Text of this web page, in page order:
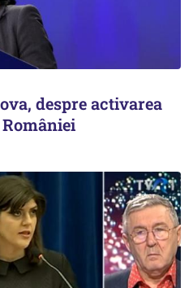
despre activarea